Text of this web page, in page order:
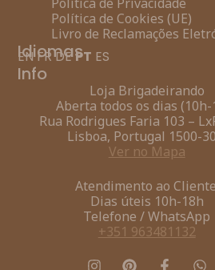
Política de Cookies (UE)
Livro de Reclamações
Idiomas
EN FR DEPT ES
Info
Loja Brigadeirando
Aberta todos os dias (10h-
Rua Rodrigues Faria 103 –
Lisboa, Portugal 1500-
Ver no Mapa
Atendimento ao
Dias úteis 10h-18h
Telefone / WhatsApp
+351 963481132